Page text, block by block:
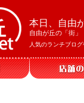
本日、自由
自由が丘の「街」
人気のランチブロ